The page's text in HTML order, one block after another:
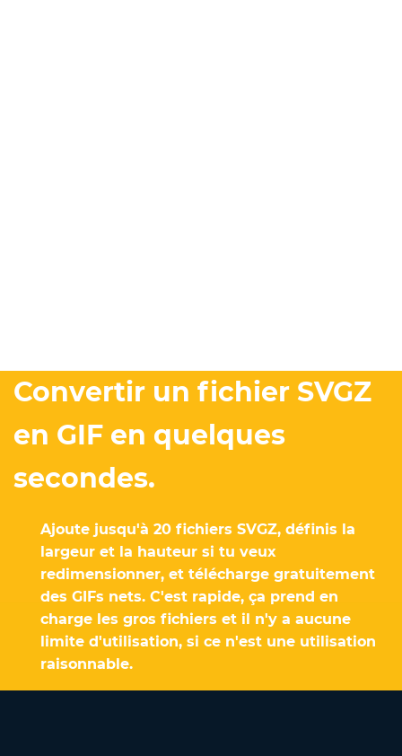
Convertir un fichier SVGZ
en GIF en quelques
secondes.
Ajoute jusqu'à 20 fichiers SVGZ, définis la
largeur et la hauteur si tu veux
redimensionner, et télécharge gratuitement
des GIFs nets. C'est rapide, ça prend en
charge les gros fichiers et il n'y a aucune
limite d'utilisation, si ce n'est une utilisation
raisonnable.